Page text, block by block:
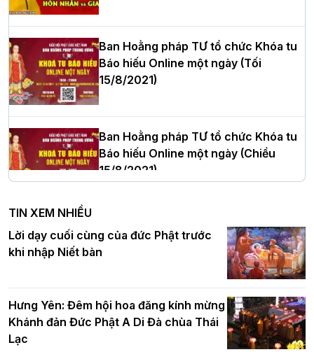
cử Trưởng BTS GHPGVN thành phố Hải
Phòng nhiệm kỳ 2026 – 2031
Thượng tọa Thích Tâm Chính được suy
cử tân Trưởng ban Trị sự GHPGVN tỉnh
Hà Nội: Tăng Ni Trường hạ Bồ Đề trang
nghiêm tác pháp Tiền an cư PL.2570 –
DL.2026
chúc mừng Phật đản BTS GHPGVN TP.
Hà Nội
Ban Hoằng pháp TƯ tổ chức Khóa tu
Báo hiếu Online một ngày (Tối
15/8/2021)
Ban Hoằng pháp TƯ tổ chức Khóa tu
Báo hiếu Online một ngày (Chiều
15/8/2021)
Ban Hoằng pháp TƯ tổ chức Khóa tu
Báo hiếu Online một ngày (Sáng
15/8/2021)
Tinh thần yêu nước của Phật giáo
TIN XEM NHIỀU
Lời dạy cuối cùng của đức Phật trước
khi nhập Niết bàn
Hưng Yên: Đêm hội hoa đăng kính mừng
Khánh đản Đức Phật A Di Đà chùa Thái
Lạc